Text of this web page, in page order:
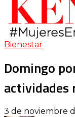
Bienestar
Domingo
actividades
3 de noviembre